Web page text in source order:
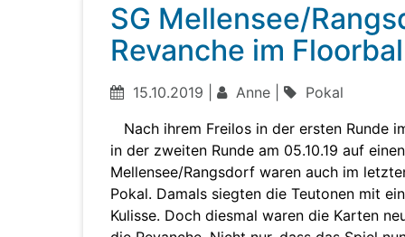
SG Mellensee/
Revanche im
15.10.2019 | Anne |
Pokal
Nach ihrem Freilos in der ersten Runde
in der zweiten Runde am 05.10.19 auf
Mellensee/Rangsdorf waren auch im
Pokal. Damals siegten die Teutonen mit
Kulisse. Doch diesmal waren die Karten